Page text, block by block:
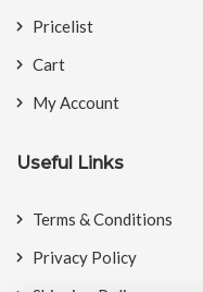
Pricelist
Cart
My Account
Useful Links
Terms & Conditions
Privacy Policy